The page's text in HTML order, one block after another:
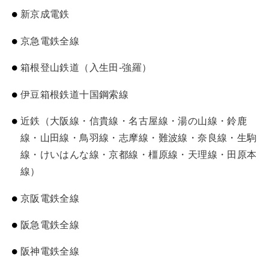
新京成電鉄
京急電鉄全線
箱根登山鉄道（入生田-強羅）
伊豆箱根鉄道十国鋼索線
近鉄（大阪線・信貴線・名古屋線・湯の山線・鈴鹿
線・山田線・鳥羽線・志摩線・難波線・奈良線・生駒
線・けいはんな線・京都線・橿原線・天理線・田原本
線）
京阪電鉄全線
阪急電鉄全線
阪神電鉄全線